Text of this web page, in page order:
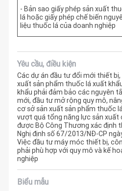
- Bản sao giấy phép sản xuất
lá hoặc giấy phép chế biến
liệu thuốc lá của doanh nghiệp
Yêu cầu, điều kiện
Các dự án đầu tư đổi mới thiết
xuất sản phẩm thuốc lá xuất
khẩu phải đảm bảo các nguyên
mới, đầu tư mở rộng quy mô,
cơ sở sản xuất sản phẩm thuốc
vượt quá tổng năng lực sản
được Bộ Công Thương xác định
Nghị định số 67/2013/NĐ-CP
Việc đầu tư máy móc thiết bị,
phải phù hợp với quy mô và kế
nghiệp
Biểu mẫu